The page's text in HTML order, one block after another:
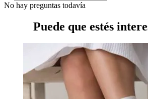
No hay preguntas todavía
Puede que estés